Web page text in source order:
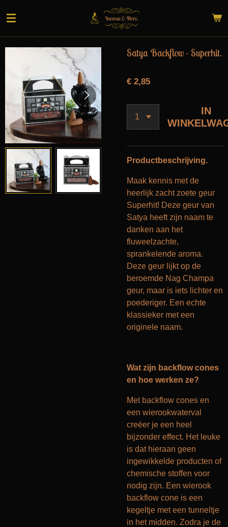
direct
naar
de
hoofdinhoud
Satya Backflow - Superhit.
€ 2,85
IN
Productbeschrijving.
Maak kennis met de
heerlijk zacht zoete geur
Superhit! Deze geur van
Satya heeft zijn naam te
danken aan het
fluweelzachte,
sprankelende aroma.
Deze geur lijkt op de
beroemde Nag Champa
geur, maar is iets lichter en
poederiger. Een echte
klassieker met een
originele naam.
Wat zijn backflow cones
en hoe werken ze?
Met backflow cones en
een wierookwaterval
creëer je een heel
bijzonder effect. Het leuke
is dat hieraan geen
ingewikkelde producten of
chemische stoffen voor
nodig zijn. Een wierook
backflow cone is een
kegeltje met een tunneltje
in het midden. Zodra je de